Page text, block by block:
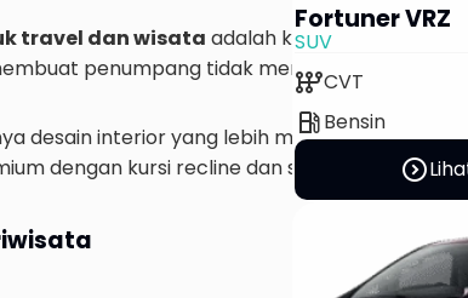
travel dan wisata adalah kenyamanannya.
penumpang tidak merasa sumpek
desain interior yang lebih modern dan
dengan kursi recline dan sistem pendingin
Fortuner VRZ
SUV
auto_transmissionCVT
local_gas_stationBensin
expand_circle_right